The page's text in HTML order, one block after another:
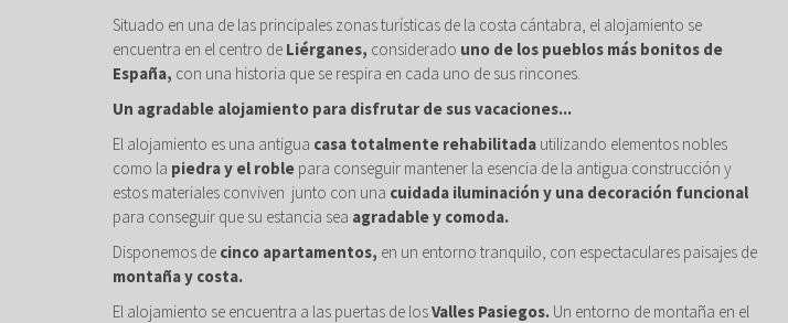
Situado en una de las principales zonas turísticas de la costa cántabra, el alojamiento se
encuentra en el centro de Liérganes, considerado uno de los pueblos más bonitos de
España, con una historia que se respira en cada uno de sus rincones.
Un agradable alojamiento para disfrutar de sus vacaciones...
El alojamiento es una antigua casa totalmente rehabilitada utilizando elementos nobles
como la piedra y el roble para conseguir mantener la esencia de la antigua construcción y
estos materiales conviven junto con una cuidada iluminación y una decoración funcional
para conseguir que su estancia sea agradable y comoda.
Disponemos de cinco apartamentos, en un entorno tranquilo, con espectaculares paisajes de
montaña y costa.
El alojamiento se encuentra a las puertas de losValles Pasiegos. Un entorno de montaña en el